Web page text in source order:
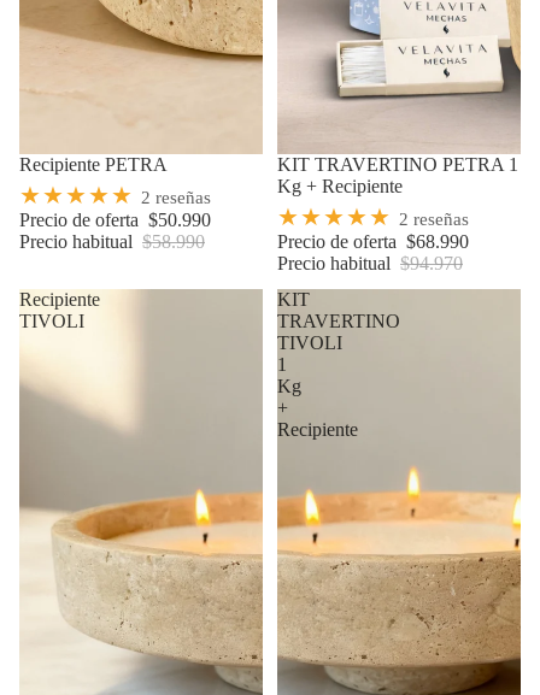
Oferta
Recipiente PETRA
★★★★★ 2 reseñas
Precio de oferta $50.990
Precio habitual $58.990
Oferta
KIT TRAVERTINO PETRA 1
Kg + Recipiente
★★★★★ 2 reseñas
Precio de oferta $68.990
Precio habitual $94.970
Recipiente
TIVOLI
KIT
TRAVERTINO
TIVOLI
1
Kg
+
Recipiente